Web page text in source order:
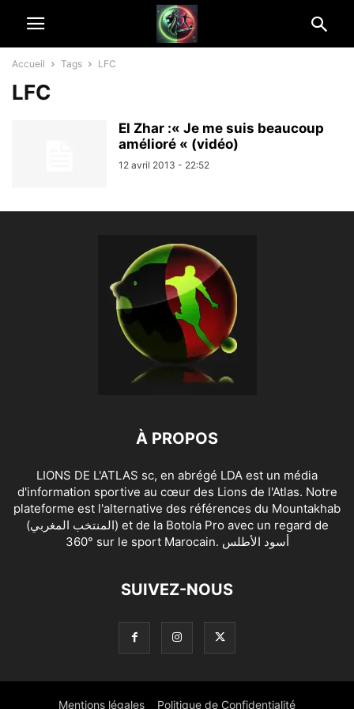
Accueil Tags LFC
LFC
El Zhar :« Je me suis beaucoup
amélioré « (vidéo)
12 avril 2013 - 22:52
À PROPOS
LIONS DE L'ATLAS sc, en abrégé LDA est un média
d'information sportive au cœur des Lions de l'Atlas. Notre
plateforme est l'alternative des références du Mountakhab
(المنتخب المغربي) et de la Botola Pro avec un regard de
360° sur le sport Marocain. أسود الأطلس
SUIVEZ-NOUS
Mentions légales Politique de Confidentialité